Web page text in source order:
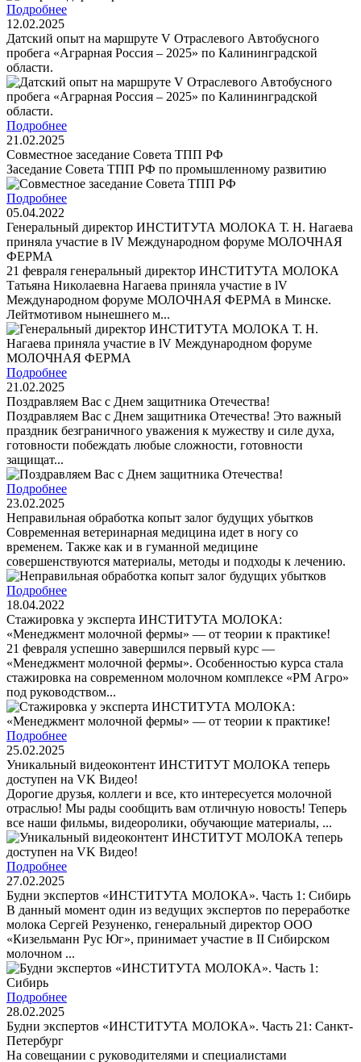
Подробнее
12.02.2025
Датский опыт на маршруте V Отраслевого Автобусного
пробега «Аграрная Россия – 2025» по Калининградской
области.
Подробнее
21.02.2025
Cовместное заседание Совета ТПП РФ
Заседание Совета ТПП РФ по промышленному развитию
Подробнее
05.04.2022
Генеральный директор ИНСТИТУТА МОЛОКА Т. Н. Нагаева
приняла участие в lV Международном форуме МОЛОЧНАЯ
ФЕРМА
21 февраля генеральный директор ИНСТИТУТА МОЛОКА
Татьяна Николаевна Нагаева приняла участие в lV
Международном форуме МОЛОЧНАЯ ФЕРМА в Минске.
Лейтмотивом нынешнего м...
Подробнее
21.02.2025
Поздравляем Вас с Днем защитника Отечества!
Поздравляем Вас с Днем защитника Отечества! Это важный
праздник безграничного уважения к мужеству и силе духа,
готовности побеждать любые сложности, готовности
защищат...
Подробнее
23.02.2025
Неправильная обработка копыт залог будущих убытков
Современная ветеринарная медицина идет в ногу со
временем. Также как и в гуманной медицине
совершенствуются материалы, методы и подходы к лечению.
Подробнее
18.04.2022
Стажировка у эксперта ИНСТИТУТА МОЛОКА:
«Менеджмент молочной фермы» — от теории к практике!
21 февраля успешно завершился первый курс —
«Менеджмент молочной фермы». Особенностью курса стала
стажировка на современном молочном комплексе «РМ Агро»
под руководством...
Подробнее
25.02.2025
Уникальный видеоконтент ИНСТИТУТ МОЛОКА теперь
доступен на VK Видео!
Дорогие друзья, коллеги и все, кто интересуется молочной
отраслью! Мы рады сообщить вам отличную новость! Теперь
все наши фильмы, видеоролики, обучающие материалы, ...
Подробнее
27.02.2025
Будни экспертов «ИНСТИТУТА МОЛОКА». Часть 1: Сибирь
В данный момент один из ведущих экспертов по переработке
молока Сергей Резуненко, генеральный директор ООО
«Кизельманн Рус Юг», принимает участие в II Сибирском
молочном ...
Подробнее
28.02.2025
Будни экспертов «ИНСТИТУТА МОЛОКА». Часть 21: Санкт-
Петербург
На совещании с руководителями и специалистами